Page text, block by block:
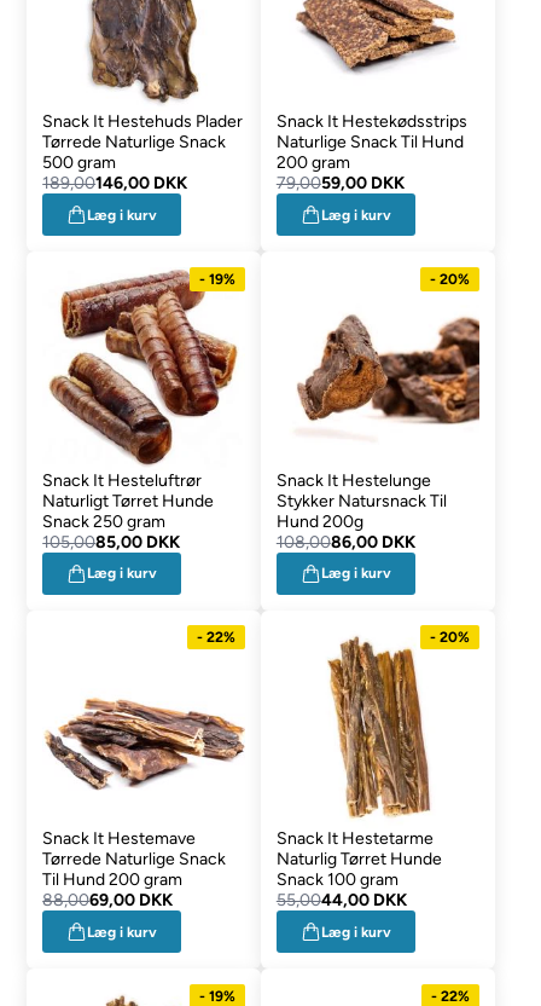
Snack It Hestehuds Plader
Tørrede Naturlige Snack
500 gram
189,00146,00 DKK
Læg i kurv
Snack It Hestekødsstrips
Naturlige Snack Til Hund
200 gram
79,0059,00 DKK
Læg i kurv
- 19%
Snack It Hesteluftrør
Naturligt Tørret Hunde
Snack 250 gram
105,0085,00 DKK
Læg i kurv
- 20%
Snack It Hestelunge
Stykker Natursnack Til
Hund 200g
108,0086,00 DKK
Læg i kurv
- 22%
Snack It Hestemave
Tørrede Naturlige Snack
Til Hund 200 gram
88,0069,00 DKK
Læg i kurv
- 20%
Snack It Hestetarme
Naturlig Tørret Hunde
Snack 100 gram
55,0044,00 DKK
Læg i kurv
- 19% - 22%